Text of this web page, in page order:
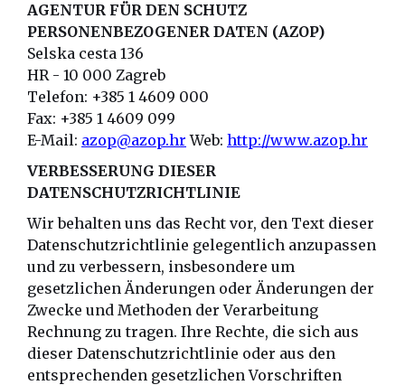
AGENTUR FÜR DEN SCHUTZ
PERSONENBEZOGENER DATEN (AZOP)
Selska cesta 136
HR - 10 000 Zagreb
Telefon: +385 1 4609 000
Fax: +385 1 4609 099
E-Mail: azop@azop.hr Web: http://www.azop.hr
VERBESSERUNG DIESER
DATENSCHUTZRICHTLINIE
Wir behalten uns das Recht vor, den Text dieser
Datenschutzrichtlinie gelegentlich anzupassen
und zu verbessern, insbesondere um
gesetzlichen Änderungen oder Änderungen der
Zwecke und Methoden der Verarbeitung
Rechnung zu tragen. Ihre Rechte, die sich aus
dieser Datenschutzrichtlinie oder aus den
entsprechenden gesetzlichen Vorschriften